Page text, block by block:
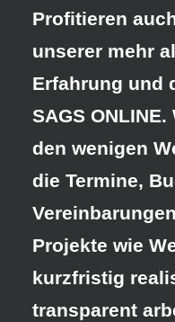
Profitieren
unserer mehr
Erfahrung und
SAGS
den wenigen
die Termine,
Projekte wie
kurzfristig
transparent